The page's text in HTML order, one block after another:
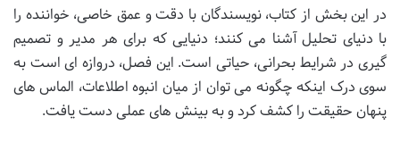
در این بخش از کتاب، نویسندگان با دقت و عمق خاصی، خواننده را
با دنیای تحلیل آشنا می کنند؛ دنیایی که برای هر مدیر و تصمیم
گیری در شرایط بحرانی، حیاتی است. این فصل، دروازه ای است به
سوی درک اینکه چگونه می توان از میان انبوه اطلاعات، الماس های
پنهان حقیقت را کشف کرد و به بینش های عملی دست یافت.